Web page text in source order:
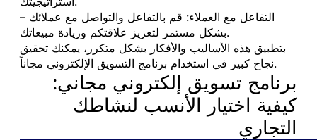
– التفاعل مع العملاء: قم بالتفاعل والتواصل مع عملائك
بشكل مستمر لتعزيز علاقتكم وزيادة مبيعاتك.
بتطبيق هذه الأساليب والأفكار بشكل متكرر، يمكنك تحقيق
نجاح كبير في استخدام برنامج التسويق الإلكتروني مجاناً.
برنامج تسويق إلكتروني مجاني:
كيفية اختيار الأنسب لنشاطك
التجاري